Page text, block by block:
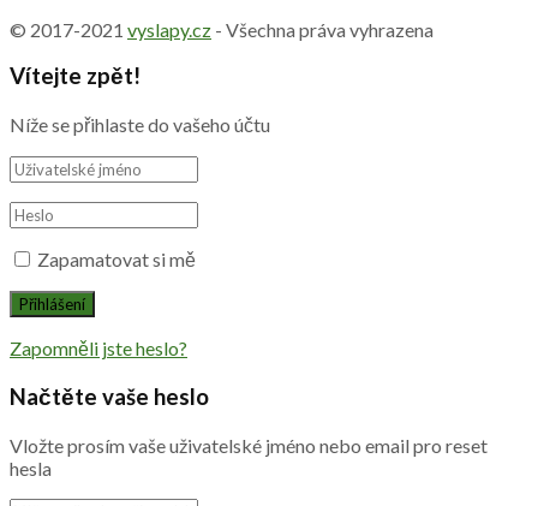
© 2017-2021 vyslapy.cz - Všechna práva vyhrazena
Vítejte zpět!
Níže se přihlaste do vašeho účtu
Zapamatovat si mě
Zapomněli jste heslo?
Načtěte vaše heslo
Vložte prosím vaše uživatelské jméno nebo email pro reset
hesla